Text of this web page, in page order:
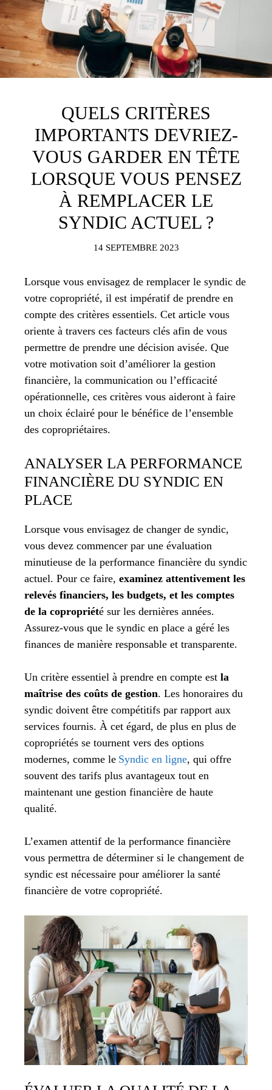
QUELS CRITÈRES
IMPORTANTS DEVRIEZ-
VOUS GARDER EN TÊTE
LORSQUE VOUS PENSEZ
À REMPLACER LE
SYNDIC ACTUEL ?
14 SEPTEMBRE 2023
Lorsque vous envisagez de remplacer le syndic de
votre copropriété, il est impératif de prendre en
compte des critères essentiels. Cet article vous
oriente à travers ces facteurs clés afin de vous
permettre de prendre une décision avisée. Que
votre motivation soit d’améliorer la gestion
financière, la communication ou l’efficacité
opérationnelle, ces critères vous aideront à faire
un choix éclairé pour le bénéfice de l’ensemble
des copropriétaires.
ANALYSER LA PERFORMANCE
FINANCIÈRE DU SYNDIC EN
PLACE
Lorsque vous envisagez de changer de syndic,
vous devez commencer par une évaluation
minutieuse de la performance financière du syndic
actuel. Pour ce faire, examinez attentivement les
relevés financiers, les budgets, et les comptes
de la copropriété sur les dernières années.
Assurez-vous que le syndic en place a géré les
finances de manière responsable et transparente.
Un critère essentiel à prendre en compte est la
maîtrise des coûts de gestion. Les honoraires du
syndic doivent être compétitifs par rapport aux
services fournis. À cet égard, de plus en plus de
copropriétés se tournent vers des options
modernes, comme le Syndic en ligne, qui offre
souvent des tarifs plus avantageux tout en
maintenant une gestion financière de haute
qualité.
L’examen attentif de la performance financière
vous permettra de déterminer si le changement de
syndic est nécessaire pour améliorer la santé
financière de votre copropriété.